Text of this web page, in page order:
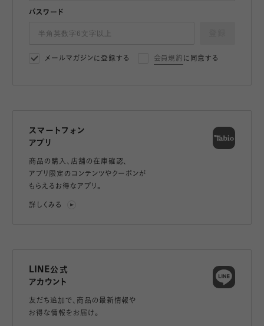
パスワード
メールマガジンに登録する 会員規約 に同意する
スマートフォン
アプリ
商品の購入、店舗の在庫確認、
アプリ限定のコンテンツやクーポンが
もらえるお得なアプリ。
詳しくみる
LINE公式
アカウント
友だち追加で、 商品の最新情報や
お得な情報をお届け。